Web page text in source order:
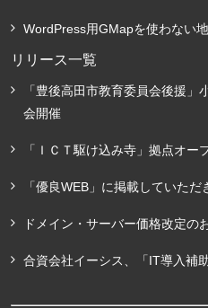
WordPress用GMapを使わない
リリース一覧
「豊後高田市教育委員会後援
会開催
「ＩＣＴ駆け込み寺」拠点オー
「優良WEB」に掲載していただ
ドメイン・サーバー価格改定の
合資会社イーシス、「IT導入補